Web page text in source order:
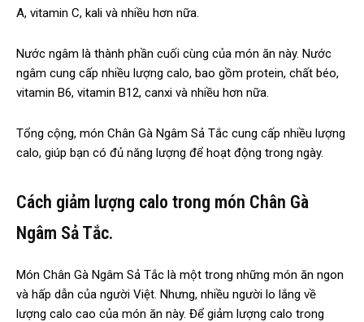
A, vitamin C, kali và nhiều hơn nữa.
Nước ngâm là thành phần cuối cùng của món ăn này. Nước
ngâm cung cấp nhiều lượng calo, bao gồm protein, chất béo,
vitamin B6, vitamin B12, canxi và nhiều hơn nữa.
Tổng cộng, món Chân Gà Ngâm Sả Tắc cung cấp nhiều lượng
calo, giúp bạn có đủ năng lượng để hoạt động trong ngày.
Cách giảm lượng calo trong món Chân Gà
Ngâm Sả Tắc.
Món Chân Gà Ngâm Sả Tắc là một trong những món ăn ngon
và hấp dẫn của người Việt. Nhưng, nhiều người lo lắng về
lượng calo cao của món ăn này. Để giảm lượng calo trong